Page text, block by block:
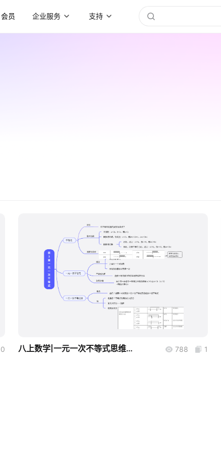
会员 企业服务 支持
0
boardmix
八上数学|一元一次不等式思维导图 788 1